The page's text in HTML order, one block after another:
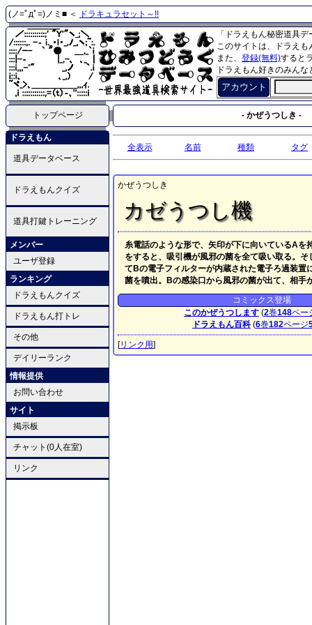
(ノ=ﾟдﾟ=)ノミ■ ＜ ドラキュラセット～!!
「ドラえもん秘密道具
このサイトは、ドラえ
また、 登録(無料)すると
ドラえもん好きのみん
アカウント
トップページ - かぜうつしき -
ドラえもん
道具データベース
ドラえもんクイズ
道具打鍵トレーニング
メンバー
ユーザ登録
ランキング
ドラえもんクイズ
ドラえもん打トレ
その他
デイリーランク
情報提供
お問い合わせ
サイト
掲示板
チャット(0人在室)
リンク
全表示 名前 種類 タグ
かぜうつしき
カゼうつし機
糸電話のような形で、矢印が下に向いているA
をすると、吸引機が風邪の菌を全て吸い取る。
てBの電子フィルターが内蔵された電子ろ過装置
菌を噴出。Bの感染口から風邪の菌が出て、相手
コミックス登場
このかぜうつします (2巻148ペー
ドラえもん百科(6巻182ページ
[リンク用]